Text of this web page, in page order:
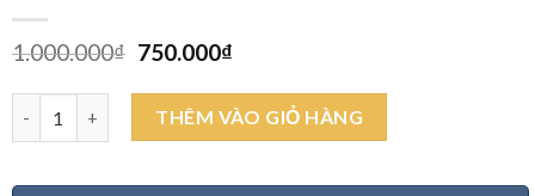
1.000.000₫ Giá
là:
1.000.000₫.
750.000₫Giá
tại
là:
750.000₫.
CAESAR PF2470 - Chân chậu rửa mặt lavabo lửng treo tường số
THÊM VÀO GIỎ HÀNG